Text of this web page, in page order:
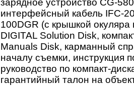
зарядное устройство CG-
интерфейсный кабель IFC-
100DGR (с крышкой окуляра
DIGITAL Solution Disk,
Manuals Disk, карманный
началу съемки, инструкция
руководство по компакт-
гарантийный талон на